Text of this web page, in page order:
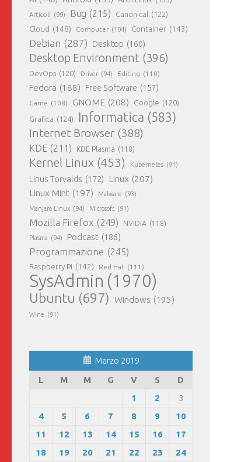
Articoli (99) Bug (215) Canonical (122)
Cloud (148) Computer (104) Container (143)
Debian (287) Desktop (160)
Desktop Environment (396)
DevOps (120) Driver (94) Editing (110)
Fedora (188) Free Software (157)
Game (108) GNOME (208) Google (120)
Grafica (124) Informatica (583)
Internet Browser (388)
KDE (211) KDE Plasma (118)
Kernel Linux (453) Kubernetes (91)
Linus Torvalds (172) Linux (207)
Linux Mint (197) Malware (93)
Manjaro Linux (94) Microsoft (91)
Mozilla Firefox (249) NVIDIA (118)
Plasma (94) Podcast (186)
Programmazione (245)
Raspberry Pi (142) Red Hat (111)
SysAdmin (1970)
Ubuntu (697) Windows (195)
Wine (91)
Marzo 2019
L
M M G V S
D
1
2
3
4
5 6 7 8 9
10
11
12 13 14 15 16
17
18
19 20 21 22 23
24